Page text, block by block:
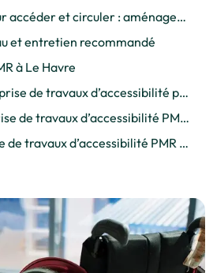
Options techniques pour accéder et circuler : aménagements courants et leurs caractéristiques
et entretien recommandé
à Le Havre
vos questions sur entreprise de travaux d’accessibilité pmr et aides financières
Préparer votre entreprise de travaux d’accessibilité PMR à Dieppe
Lancer votre entreprise de travaux d’accessibilité PMR à Dieppe